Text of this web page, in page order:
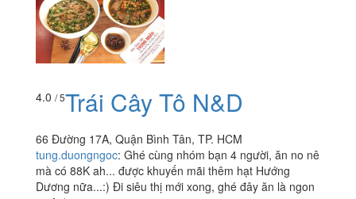
4.0 / 5Trái Cây Tô N&D
66 Đường 17A, Quận Bình Tân, TP. HCM
tung.duongngoc: Ghé cùng nhóm bạn 4 người, ăn no nê
mà có 88K ah... được khuyến mãi thêm hạt Hướng
Dương nữa...:) Đi siêu thị mới xong, ghé đây ăn là ngon